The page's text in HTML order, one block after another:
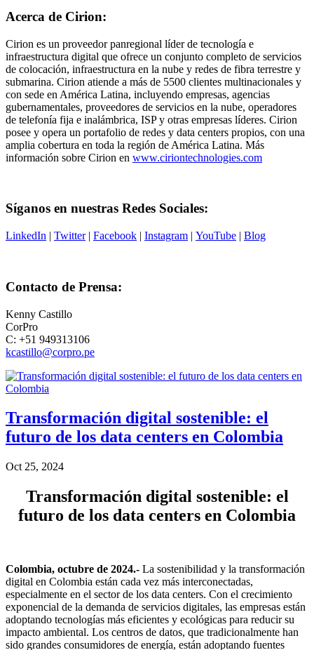
Acerca de Cirion:
Cirion es un proveedor panregional líder de tecnología e
infraestructura digital que ofrece un conjunto completo de servicios
de colocación, infraestructura en la nube y redes de fibra terrestre y
submarina. Cirion atiende a más de 5500 clientes multinacionales y
con sede en América Latina, incluyendo empresas, agencias
gubernamentales, proveedores de servicios en la nube, operadores
de telefonía fija e inalámbrica, ISP y otras empresas líderes. Cirion
posee y opera un portafolio de redes y data centers propios, con una
amplia cobertura en toda la región de América Latina. Más
información sobre Cirion en www.ciriontechnologies.com
Síganos en nuestras Redes Sociales:
LinkedIn | Twitter| Facebook | Instagram | YouTube | Blog
Contacto de Prensa:
Kenny Castillo
CorPro
C: +51 949313106
kcastillo@corpro.pe
Transformación digital sostenible: el
futuro de los data centers en Colombia
Oct 25, 2024
Transformación digital sostenible: el
futuro de los data centers en Colombia
Colombia, octubre de 2024.- La sostenibilidad y la transformación
digital en Colombia están cada vez más interconectadas,
especialmente en el sector de los data centers. Con el crecimiento
exponencial de la demanda de servicios digitales, las empresas están
adoptando tecnologías más eficientes y ecológicas para reducir su
impacto ambiental. Los centros de datos, que tradicionalmente han
sido grandes consumidores de energía, están adoptando fuentes